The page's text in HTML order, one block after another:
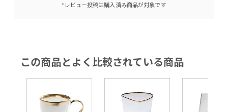
*レビュー投稿は購入済み商品が対象です
この商品とよく比較されている商品